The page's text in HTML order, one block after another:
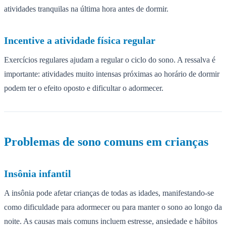
atividades tranquilas na última hora antes de dormir.
Incentive a atividade física regular
Exercícios regulares ajudam a regular o ciclo do sono. A ressalva é
importante: atividades muito intensas próximas ao horário de dormir
podem ter o efeito oposto e dificultar o adormecer.
Problemas de sono comuns em crianças
Insônia infantil
A insônia pode afetar crianças de todas as idades, manifestando-se
como dificuldade para adormecer ou para manter o sono ao longo da
noite. As causas mais comuns incluem estresse, ansiedade e hábitos